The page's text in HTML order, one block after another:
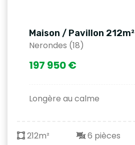
Maison / Pavillon 212m²
Nerondes (18)
197 950 €
Longère au calme
212m² 6 pièces